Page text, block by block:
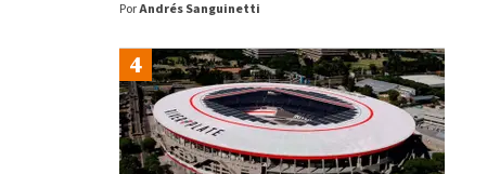
PorAndrés Sanguinetti